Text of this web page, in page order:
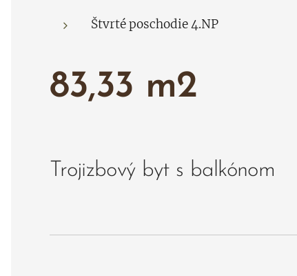
Štvrté poschodie 4.NP
83,33 m2
Trojizbový byt s balkónom